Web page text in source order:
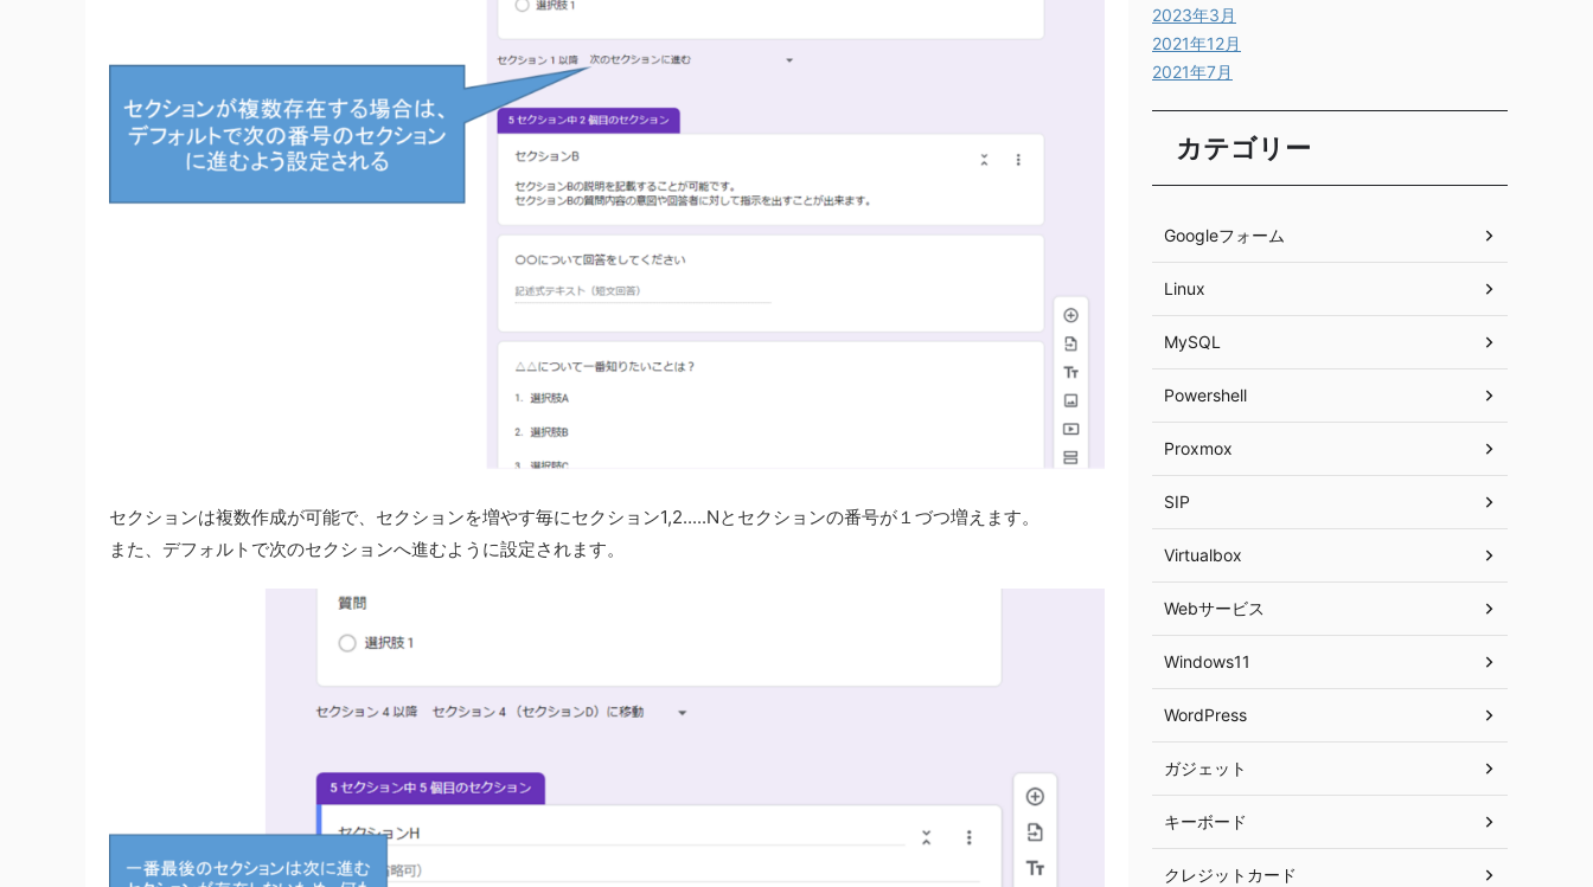
セクションは複数作成が可能で、セクションを増やす毎にセクション1,2.....Nとセクションの番号が１づつ増えます。
また、デフォルトで次のセクションへ進むように設定されます。
2023年3月
2021年12月
2021年7月
カテゴリー
Googleフォーム
Linux
MySQL
Powershell
Proxmox
SIP
Virtualbox
Webサービス
Windows11
WordPress
ガジェット
キーボード
クレジットカード